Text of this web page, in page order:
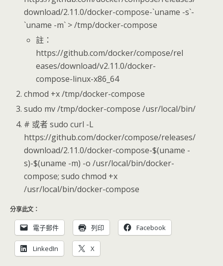
download/2.11.0/docker-compose-`uname -s`-
`uname -m` > /tmp/docker-compose
註：
https://github.com/docker/compose/rel
eases/download/v2.11.0/docker-
compose-linux-x86_64
chmod +x /tmp/docker-compose
sudo mv /tmp/docker-compose /usr/local/bin/
# 或者 sudo curl -L
https://github.com/docker/compose/releases/
download/2.11.0/docker-compose-$(uname -
s)-$(uname -m) -o /usr/local/bin/docker-
compose; sudo chmod +x
/usr/local/bin/docker-compose
分享此文：
電子郵件 列印 Facebook
LinkedIn X